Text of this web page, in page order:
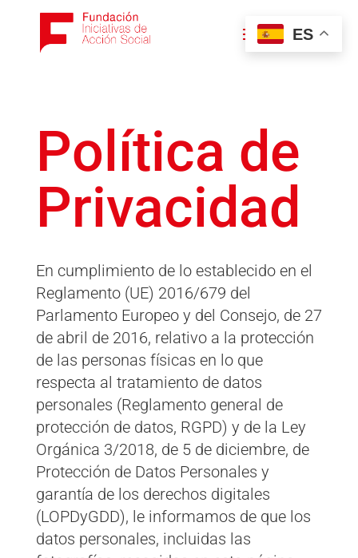
Política de
Privacidad
En cumplimiento de lo establecido en el
Reglamento (UE) 2016/679 del
Parlamento Europeo y del Consejo, de 27
de abril de 2016, relativo a la protección
de las personas físicas en lo que
respecta al tratamiento de datos
personales (Reglamento general de
protección de datos, RGPD) y de la Ley
Orgánica 3/2018, de 5 de diciembre, de
Protección de Datos Personales y
garantía de los derechos digitales
(LOPDyGDD), le informamos de que los
datos personales, incluidas las
ES